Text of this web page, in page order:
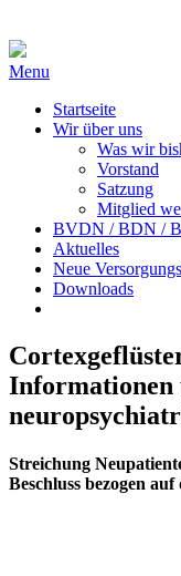
Menu
Startseite
Wir über uns
Was wir
Vorstand
Satzung
Mitglied
BVDN / BDN /
Aktuelles
Neue
Downloads
Informationen
Streichung
Beschluss bezogen